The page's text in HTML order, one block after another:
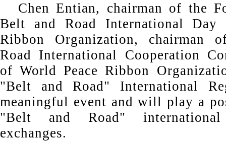
Chen Entian, chairman of the
Belt and Road International Day
Ribbon Organization, chairman
Road International Cooperation
of World Peace Ribbon
"Belt and Road" International
meaningful event and will play a
"Belt and Road"
exchanges.